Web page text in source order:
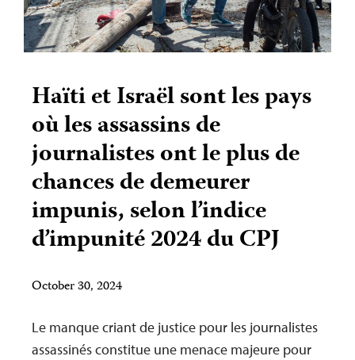
Haïti et Israël sont les pays
où les assassins de
journalistes ont le plus de
chances de demeurer
impunis, selon l’indice
d’impunité 2024 du CPJ
October 30, 2024
Le manque criant de justice pour les journalistes
assassinés constitue une menace majeure pour